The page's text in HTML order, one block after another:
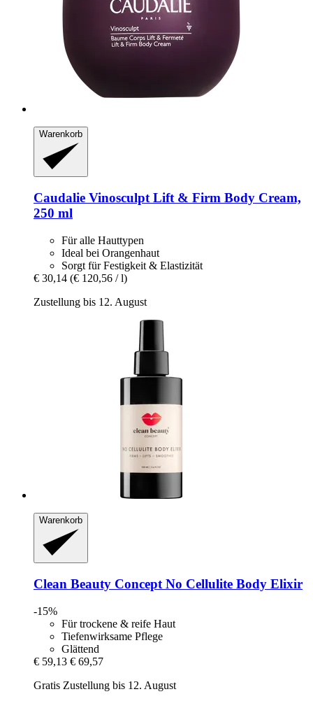
Warenkorb
Caudalie Vinosculpt Lift & Firm Body Cream,
250 ml
Für alle Hauttypen
Ideal bei Orangenhaut
Sorgt für Festigkeit & Elastizität
€ 30,14 (€ 120,56 / l)
Zustellung bis 12. August
Warenkorb
Clean Beauty Concept No Cellulite Body Elixir
-15%
Für trockene & reife Haut
Tiefenwirksame Pflege
Glättend
€ 59,13 € 69,57
Gratis Zustellung bis 12. August